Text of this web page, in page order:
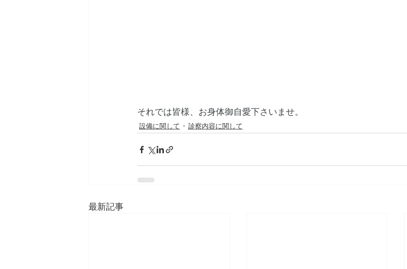
それでは皆様、お身体御自愛下さいませ。
設備に関して 診察内容に関して
最新記事